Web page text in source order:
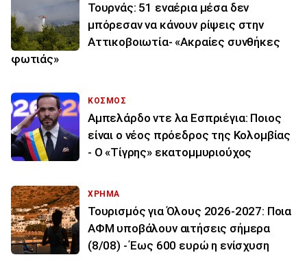
Τουρνάς: 51 εναέρια μέσα δεν
μπόρεσαν να κάνουν ρίψεις στην
Αττικοβοιωτία- «Ακραίες συνθήκες
φωτιάς»
ΚΟΣΜΟΣ
Αμπελάρδο ντε λα Εσπριέγια: Ποιος
είναι ο νέος πρόεδρος της Κολομβίας
- Ο «Τίγρης» εκατομμυριούχος
ΧΡΗΜΑ
Τουρισμός για Όλους 2026-2027: Ποια
ΑΦΜ υποβάλουν αιτήσεις σήμερα
(8/08) - Έως 600 ευρώ η ενίσχυση